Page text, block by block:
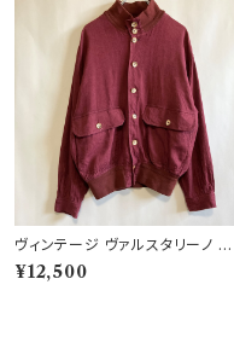
ヴィンテージ ヴァルスタリーノ ブ
ルゾン リネンレーヨン ビンテージ
¥12,500